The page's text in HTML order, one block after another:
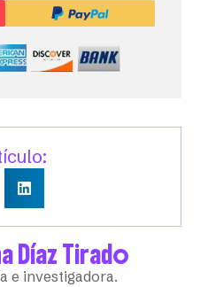
Díaz Tirado
e investigadora.